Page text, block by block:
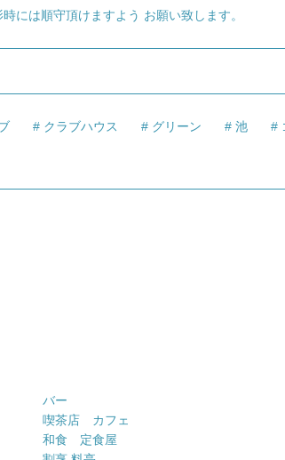
時には順守頂けますよう お願い致します。
クラブハウス グリーン 池
バー
喫茶店 カフェ
和食 定食屋